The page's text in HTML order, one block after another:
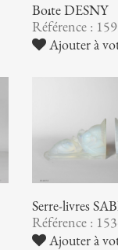
Boîte DESNY
Référence :
Ajouter à
Serre-livres
Référence :
Ajouter à